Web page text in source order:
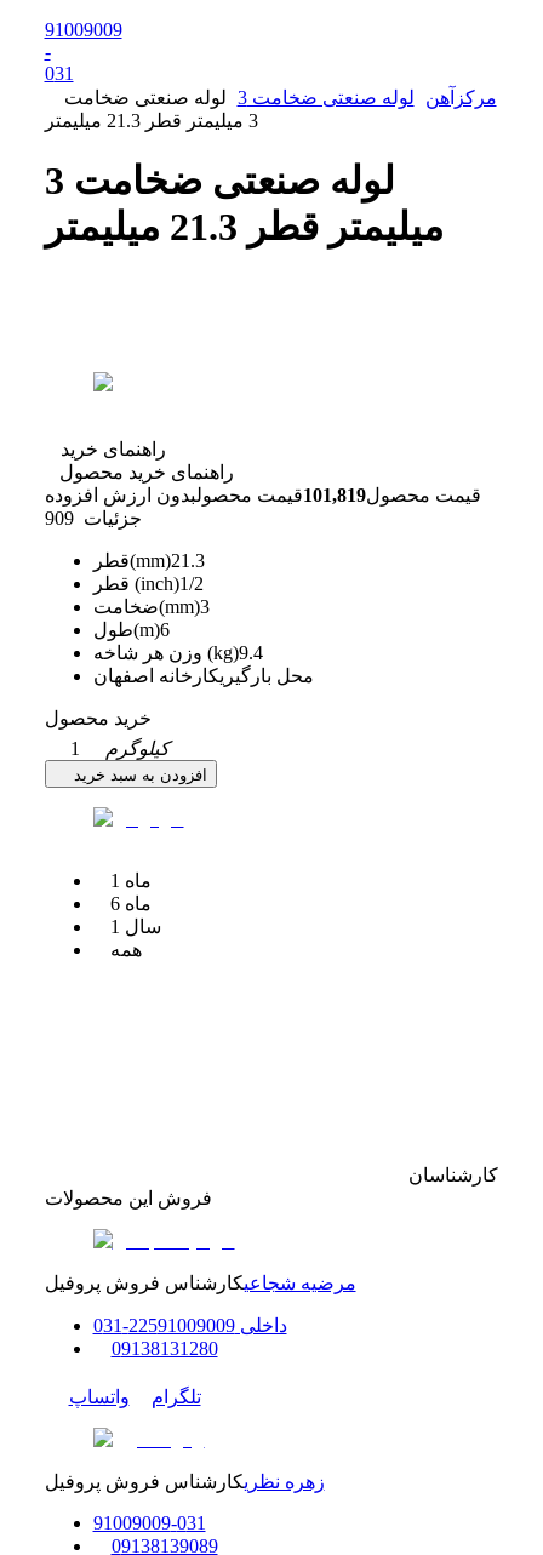
91009009
-
031
مرکزآهن
لوله صنعتی ضخامت 3
لوله صنعتی ضخامت
3 میلیمتر قطر 21.3 میلیمتر
لوله صنعتی ضخامت 3
میلیمتر قطر 21.3 میلیمتر
راهنمای خرید
راهنمای خرید محصول
قیمت محصول101,819قیمت محصولبدون ارزش افزوده
909 جزئیات
قطر(mm)21.3
قطر (inch)1/2
ضخامت(mm)3
طول(m)6
وزن هر شاخه (kg)9.4
محل بارگیریکارخانه اصفهان
خرید محصول
1
کیلوگرم
افزودن به سبد خرید
1 ماه
6 ماه
1 سال
همه
کارشناسان
فروش این محصولات
مرضیه شجاعیکارشناس فروش پروفیل
داخلی 22591009009
-
031
09138131280
تلگرام واتساپ
زهره نظریکارشناس فروش پروفیل
91009009-031
09138139089